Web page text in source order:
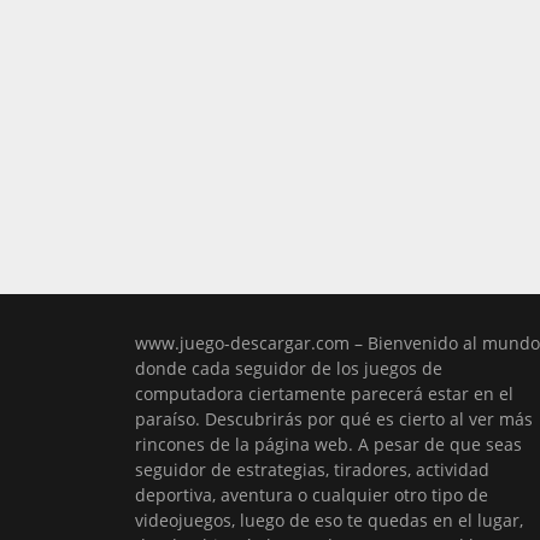
www.juego-descargar.com – Bienvenido al
donde cada seguidor de los juegos de
computadora ciertamente parecerá estar en el
paraíso. Descubrirás por qué es cierto al ver más
rincones de la página web. A pesar de que seas
seguidor de estrategias, tiradores, actividad
deportiva, aventura o cualquier otro tipo de
videojuegos, luego de eso te quedas en el lugar,